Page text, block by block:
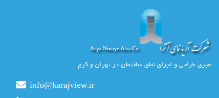
مجری طراحی و اجرای نمای ساختمان در تهران و کرج
info@karajview.ir